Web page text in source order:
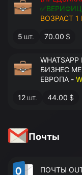
ВОЗРАСТ 1
НОМЕРОВ
5 шт. 70.00 $
БИЗНЕС
ЕВРОПА -
12 шт. 44.00 $
Почты
ПОЧТЫ